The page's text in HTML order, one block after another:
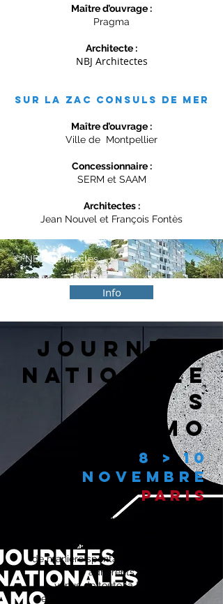
Maître d’ouvrage :
Pragma
Architecte :
NBJ Architectes
sur la Zac consuls de mer
Maître d’ouvrage :
Ville de Montpellier
Concessionnaire :
SERM et SAAM
Architectes :
Jean Nouvel et François Fontès
© NBJ Architectes
Info
Journees
nationale
s
amo
8 > 10
NOVEMBRE
PARIS
Les Journées Nationales AMO
chaque année une région accueille
de manière spontanée plus de 350
adhérents
venus de toute la France.
Cette année, l’évènement revêt un